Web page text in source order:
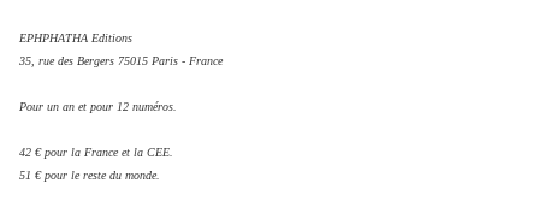
EPHPHATHA Editions
35, rue des Bergers 75015 Paris - France
Pour un an et pour 12 numéros.
42 € pour la France et la CEE.
51 € pour le reste du monde.